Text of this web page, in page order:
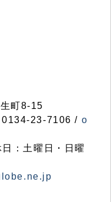
町8-15
23-7106 / o
：土曜日・日曜